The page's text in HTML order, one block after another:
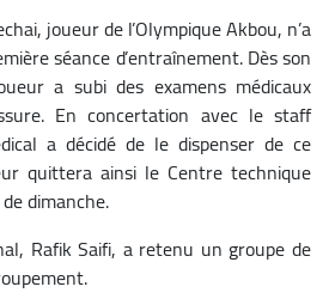
joueur de l’Olympique Akbou, n’a
séance d’entraînement. Dès son
a subi des examens médicaux
En concertation avec le staff
a décidé de le dispenser de ce
quittera ainsi le Centre technique
dimanche.
Rafik Saifi, a retenu un groupe de